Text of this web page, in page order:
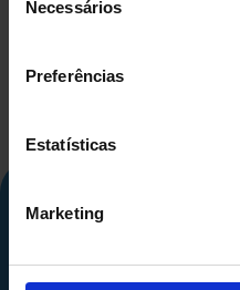
Necessários
Preferências
Estatísticas
Marketing